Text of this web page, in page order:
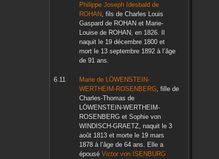
Philippe Joseph Idesbald de
ROHAN, fils de Charles Louis
Gaspard de ROHAN et Marie-
Louisede ROHAN, en 1826. Il
naquit le 19 décembre 1800et
mort le 13 septembre 1892à l’âge
de 91 ans.
Mariede LÖWENSTEIN-
WERTHEIM-ROSENBERG, fille de
Charles-Thomas de
LÖWENSTEIN-WERTHEIM-
ROSENBERGet Sophievon
WINDISCH-GRAETZ, naquit le 3
août 1813et morte le 19 mars
1878à l’âge de 64 ans. Elle a
épousé Victorvon ISENBURG